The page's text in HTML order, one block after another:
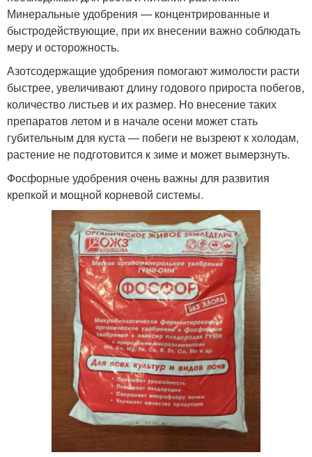
Минеральные удобрения — концентрированные и
быстродействующие, при их внесении важно соблюдать
меру и осторожность.
Азотсодержащие удобрения помогают жимолости расти
быстрее, увеличивают длину годового прироста побегов,
количество листьев и их размер. Но внесение таких
препаратов летом и в начале осени может стать
губительным для куста — побеги не вызреют к холодам,
растение не подготовится к зиме и может вымерзнуть.
Фосфорные удобрения очень важны для развития
крепкой и мощной корневой системы.